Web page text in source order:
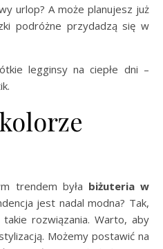
urlop? A może planujesz już
podróżne przydadzą się w
legginsy na ciepłe dni –
trendem była biżuteria w
jest nadal modna? Tak,
takie rozwiązania. Warto, aby
Możemy postawić na